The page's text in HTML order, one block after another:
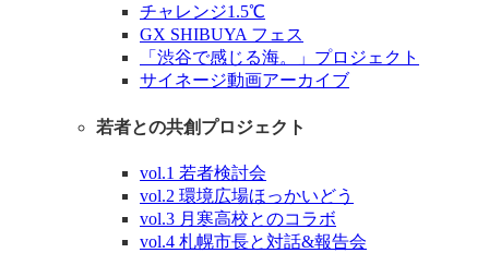
チャレンジ1.5℃
GX SHIBUYA フェス
「渋谷で感じる海。」プロジェクト
サイネージ動画アーカイブ
若者との共創プロジェクト
vol.1 若者検討会
vol.2 環境広場ほっかいどう
vol.3 月寒高校とのコラボ
vol.4 札幌市長と対話&報告会